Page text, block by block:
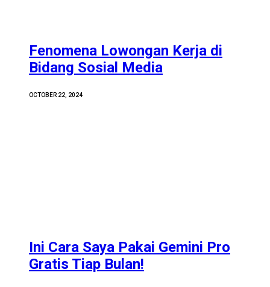
Fenomena Lowongan Kerja di
Bidang Sosial Media
OCTOBER 22, 2024
Ini Cara Saya Pakai Gemini Pro
Gratis Tiap Bulan!